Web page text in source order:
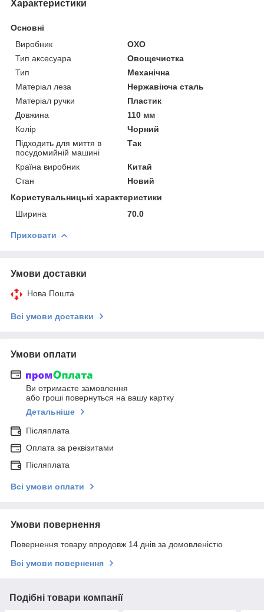
Характеристики
Основні
Виробник
OXO
Тип аксесуара
Овощечистка
Тип
Механічна
Матеріал леза
Нержавіюча сталь
Матеріал ручки
Пластик
Довжина
110 мм
Колір
Чорний
Підходить для миття в
посудомийній машині
Так
Країна виробник
Китай
Стан
Новий
Користувальницькі характеристики
Ширина
70.0
Приховати
Умови доставки
Нова Пошта
Всі умови доставки
Умови оплати
Ви отримаєте замовлення
або гроші повернуться на вашу картку
Детальніше
Післяплата
Оплата за реквізитами
Післяплата
Всі умови оплати
Умови повернення
Повернення товару впродовж 14 днів за домовленістю
Всі умови повернення
Подібні товари компанії